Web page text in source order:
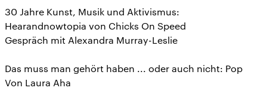
30 Jahre Kunst, Musik und Aktivismus:
Hearandnowtopia von Chicks On Speed
Gespräch mit Alexandra Murray-Leslie
Das muss man gehört haben ... oder auch nicht: Pop
Von Laura Aha